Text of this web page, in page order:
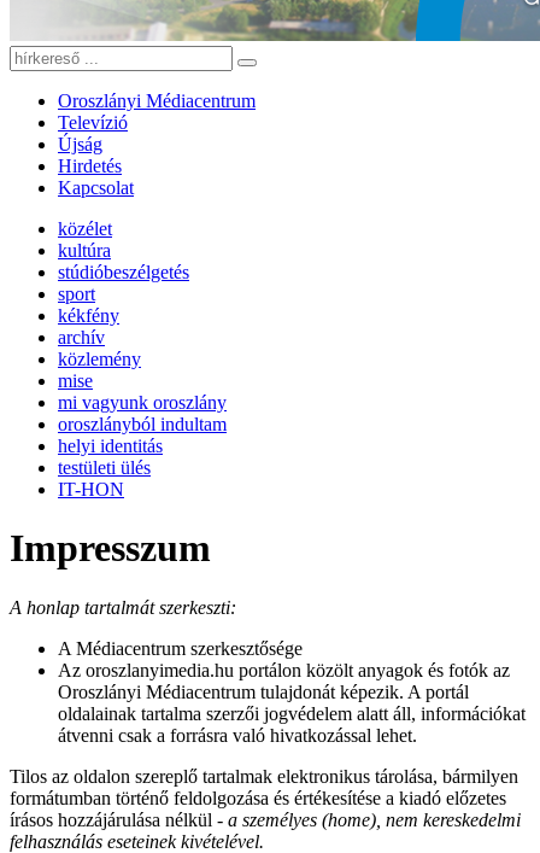
Oroszlányi Médiacentrum
Televízió
Újság
Hirdetés
Kapcsolat
közélet
kultúra
stúdióbeszélgetés
sport
kékfény
archív
közlemény
mise
mi vagyunk oroszlány
oroszlányból indultam
helyi identitás
testületi ülés
IT-HON
Impresszum
A honlap tartalmát szerkeszti:
A Médiacentrum szerkesztősége
Az oroszlanyimedia.hu portálon közölt anyagok és fotók az
Oroszlányi Médiacentrum tulajdonát képezik. A portál
oldalainak tartalma szerzői jogvédelem alatt áll, információkat
átvenni csak a forrásra való hivatkozással lehet.
Tilos az oldalon szereplő tartalmak elektronikus tárolása, bármilyen
formátumban történő feldolgozása és értékesítése a kiadó előzetes
írásos hozzájárulása nélkül - a személyes (home), nem kereskedelmi
felhasználás eseteinek kivételével.